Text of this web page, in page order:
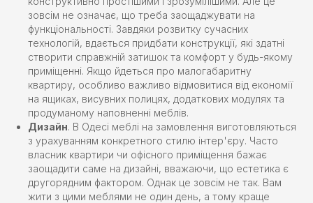
зовсім не означає, що треба заощаджувати на
функціональності. Завдяки розвитку сучасних
технологій, вдається придбати конструкції, які здатні
створити справжній затишок та комфорт у будь-якому
приміщенні. Якщо йдеться про малогабаритну
квартиру, особливо важливо відмовитися від економії
на ящиках, висувних полицях, додаткових модулях та
продуманому наповненні меблів.
Дизайн. В Одесі меблі на замовлення виготовляються
з урахуванням конкретного стилю інтер'єру. Часто
власник квартири чи офісного приміщення бажає
заощадити саме на дизайні, вважаючи, що естетика є
другорядним фактором. Однак це зовсім не так. Вам
жити з цими меблями не один день, а тому краще